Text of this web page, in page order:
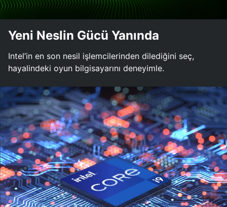
Yeni Neslin Gücü Yanında
Intel’in en son nesil işlemcilerinden dilediğini seç,
hayalindeki oyun bilgisayarını deneyimle.